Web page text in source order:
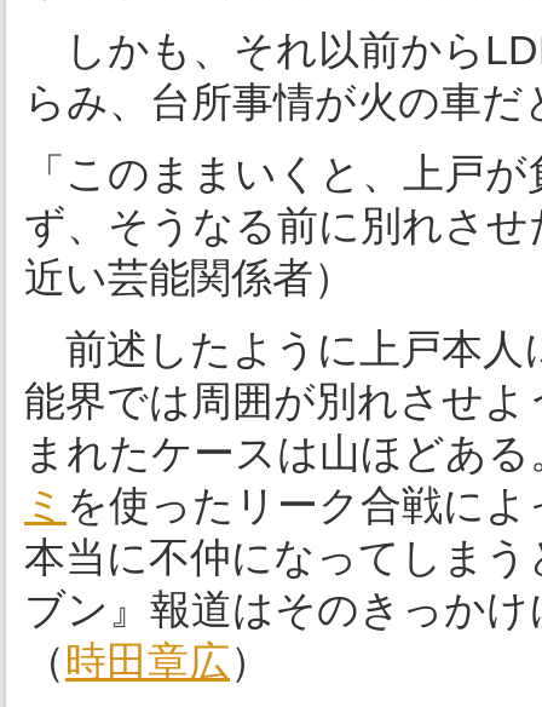
しかも、それ以前から
らみ、台所事情が火の車
「このままいくと、上戸
ず、そうなる前に別れさ
近い芸能関係者）
前述したように上戸本人
能界では周囲が別れさせ
まれたケースは山ほどあ
ミ を使ったリーク合戦に
本当に不仲になってしま
ブン』報道はそのきっか
（時田章広）